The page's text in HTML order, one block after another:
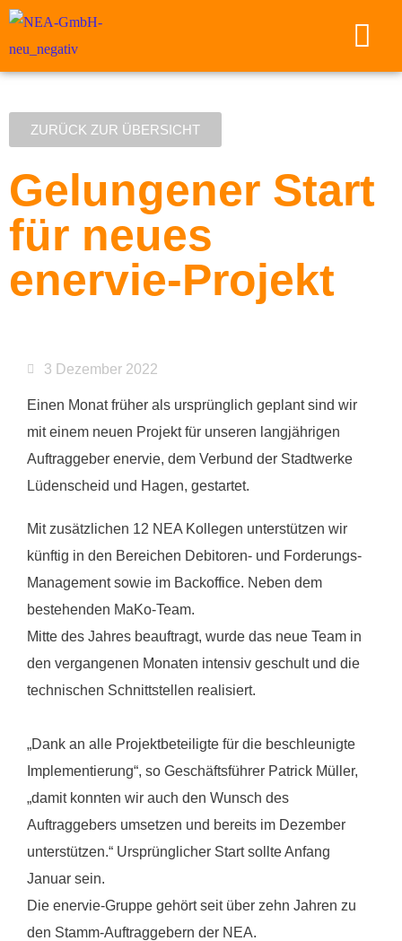
ZURÜCK ZUR ÜBERSICHT
Gelungener Start
für neues
enervie-Projekt
3 Dezember 2022
Einen Monat früher als ursprünglich geplant sind wir
mit einem neuen Projekt für unseren langjährigen
Auftraggeber enervie, dem Verbund der Stadtwerke
Lüdenscheid und Hagen, gestartet.
Mit zusätzlichen 12 NEA Kollegen unterstützen wir
künftig in den Bereichen Debitoren- und Forderungs-
Management sowie im Backoffice. Neben dem
bestehenden MaKo-Team.
Mitte des Jahres beauftragt, wurde das neue Team in
den vergangenen Monaten intensiv geschult und die
technischen Schnittstellen realisiert.
„Dank an alle Projektbeteiligte für die beschleunigte
Implementierung“, so Geschäftsführer Patrick Müller,
„damit konnten wir auch den Wunsch des
Auftraggebers umsetzen und bereits im Dezember
unterstützen.“ Ursprünglicher Start sollte Anfang
Januar sein.
Die enervie-Gruppe gehört seit über zehn Jahren zu
den Stamm-Auftraggebern der NEA.